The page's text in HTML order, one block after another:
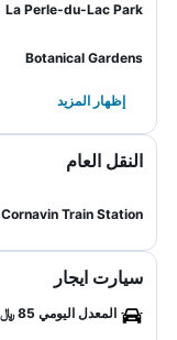
La Perle-du-Lac Park
Botanical Gardens
إظهار المزيد
النقل العام
Cornavin Train Station
سيارت ايجار
المعدل اليومي 85 ﷼